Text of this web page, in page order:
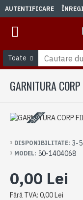
AUTENTIFICARE
Toate
GARNITURA
3-5 zile lucrătoare
DISPONIBILITATE: 3-
MODEL: 50-1404068
0,00 Lei
Fără TVA: 0,00 Lei